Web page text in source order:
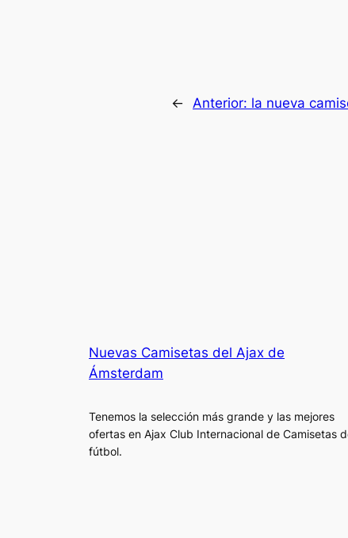
← Anterior: la nueva
Nuevas Camisetas del Ajax de
Ámsterdam
Tenemos la selección más grande y las mejores
ofertas en Ajax Club Internacional de Camisetas
fútbol.